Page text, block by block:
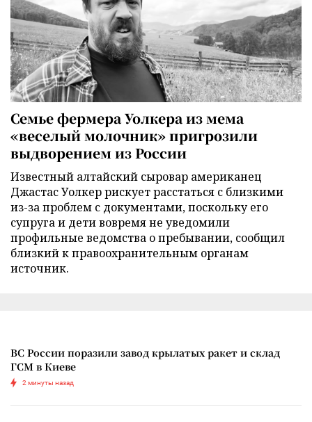
Семье фермера Уолкера из мема
«веселый молочник» пригрозили
выдворением из России
Известный алтайский сыровар американец
Джастас Уолкер рискует расстаться с близкими
из-за проблем с документами, поскольку его
супруга и дети вовремя не уведомили
профильные ведомства о пребывании, сообщил
близкий к правоохранительным органам
источник.
ВС России поразили завод крылатых ракет и склад
ГСМ в Киеве
2 минуты назад